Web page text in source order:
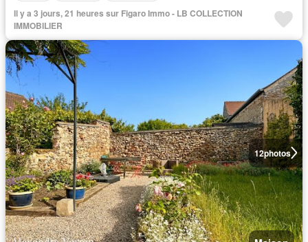
Il y a 3 jours, 21 heures sur Figaro Immo - LB COLLECTION
IMMOBILIER
12photos